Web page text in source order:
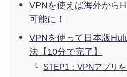
VPNを使えば海外から
可能に！
VPNを使って日本版
法【10分で完了】
STEP1：VPNアプリ